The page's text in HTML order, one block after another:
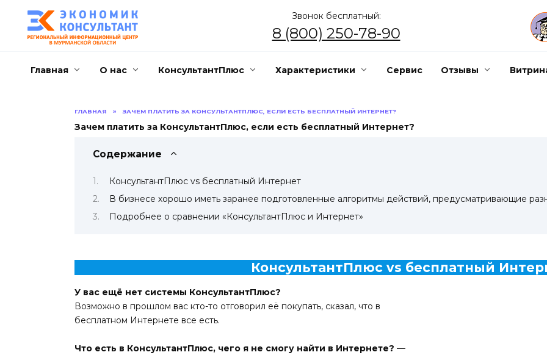
содержанию
Звонок бесплатный:
8 (800) 250-78-90
Главная О нас КонсультантПлюс Характеристики Сервис Отзывы
ГЛАВНАЯ » ЗАЧЕМ ПЛАТИТЬ ЗА КОНСУЛЬТАНТПЛЮС, ЕСЛИ ЕСТЬ БЕСПЛАТНЫЙ ИНТЕРНЕТ?
Зачем платить за КонсультантПлюс, если есть бесплатный Интернет?
Содержание
КонсультантПлюс vs бесплатный Интернет
В бизнесе хорошо иметь заранее подготовленные алгоритмы действий, предусматривающие
Подробнее о сравнении «КонсультантПлюс и Интернет»
КонсультантПлюс vs бесплатный
У вас ещё нет системы КонсультантПлюс?
Возможно в прошлом вас кто-то отговорил её покупать, сказал, что в
бесплатном Интернете все есть.
Что есть в КонсультантПлюс, чего я не смогу найти в Интернете? —